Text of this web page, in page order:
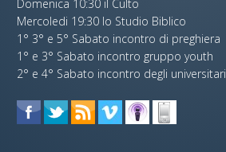
Domenica 10:30 il Culto
Mercoledi 19:30 lo Studio Biblico
1° 3° e 5° Sabato incontro di preghiera
1° e 3° Sabato incontro gruppo youth
2° e 4° Sabato incontro degli universitari